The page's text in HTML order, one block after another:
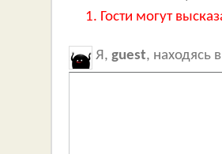
Гости могут
Я, guest, находясь